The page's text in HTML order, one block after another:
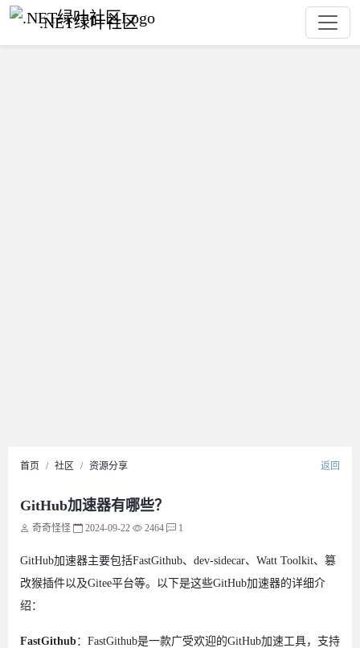
.NET绿叶社区
首页 社区 资源分享 返回
GitHub加速器有哪些？
奇奇怪怪 2024-09-22 2464 1
GitHub加速器主要包括FastGithub、dev-sidecar、Watt Toolkit、篡
改猴插件以及Gitee平台等。以下是这些GitHub加速器的详细介
绍：
FastGithub：FastGithub是一款广受欢迎的GitHub加速工具，支持